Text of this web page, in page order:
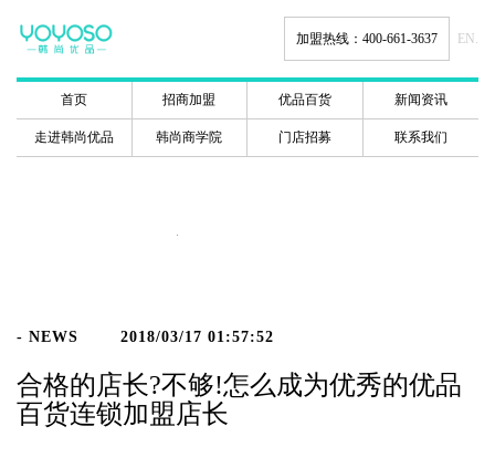
加盟热线：400-661-3637 EN.
首页 招商加盟 优品百货 新闻资讯
走进韩尚优品 韩尚商学院 门店招募 联系我们
- NEWS 2018/03/17 01:57:52
合格的店长?不够!怎么成为优秀的优品
百货连锁加盟店长